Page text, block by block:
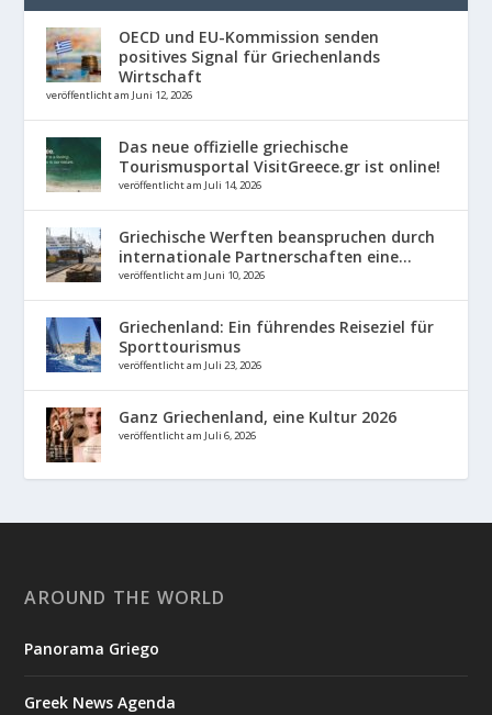
OECD und EU-Kommission senden
positives Signal für Griechenlands
Wirtschaft
veröffentlicht am Juni 12, 2026
Das neue offizielle griechische
Tourismusportal VisitGreece.gr ist online!
veröffentlicht am Juli 14, 2026
Griechische Werften beanspruchen durch
internationale Partnerschaften eine...
veröffentlicht am Juni 10, 2026
Griechenland: Ein führendes Reiseziel für
Sporttourismus
veröffentlicht am Juli 23, 2026
Ganz Griechenland, eine Kultur 2026
veröffentlicht am Juli 6, 2026
AROUND THE WORLD
Panorama Griego
Greek News Agenda